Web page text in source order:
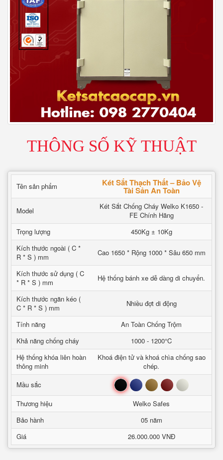
THÔNG SỐ KỸ THUẬT
Tên sản phẩm Két Sắt Thạch Thất – Bảo Vệ
Tài Sản An Toàn
Model
Két Sắt Chống Cháy Welko K1650 -
FE Chính Hãng
Trọng lượng
450Kg ± 10Kg
Kích thước ngoài ( C *
R * S ) mm
Cao 1650 * Rộng 1000 * Sâu 650 mm
Kích thước sử dụng ( C
* R * S ) mm
Hệ thống bánh xe dễ dàng di chuyển.
Kích thước ngăn kéo (
C * R * S ) mm
Nhiều đợt di động
Tính năng
An Toàn Chống Trộm
Khả năng chống cháy
1000 - 1200°C
Hệ thống khóa liên hoàn
thông minh
Khoá điện tử và khoá chìa chống sao
chép.
Mầu sắc
Đen Xanh Nâu Đỏ Trắng
Thương hiệu
Welko Safes
Bảo hành
05 năm
Giá
26.000.000 VNĐ